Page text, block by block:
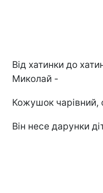
Від хатинки до
Миколай -
Кожушок чарівний,
Він несе дарунки